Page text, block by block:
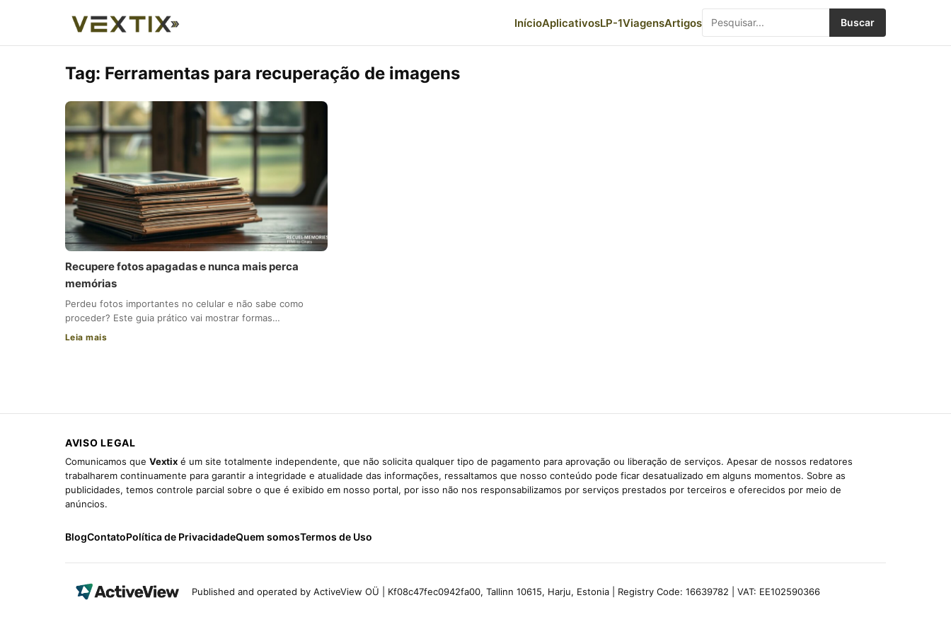
InícioAplicativosLP-1ViagensArtigos Buscar
Tag: Ferramentas para recuperação de imagens
Recupere fotos apagadas e nunca mais perca
memórias
Perdeu fotos importantes no celular e não sabe como
proceder? Este guia prático vai mostrar formas…
Leia mais
AVISO LEGAL
Comunicamos que Vextix é um site totalmente independente, que não solicita qualquer tipo de pagamento para aprovação ou liberação de serviços. Apesar de nossos redatores
trabalharem continuamente para garantir a integridade e atualidade das informações, ressaltamos que nosso conteúdo pode ficar desatualizado em alguns momentos. Sobre as
publicidades, temos controle parcial sobre o que é exibido em nosso portal, por isso não nos responsabilizamos por serviços prestados por terceiros e oferecidos por meio de
anúncios.
BlogContatoPolítica de PrivacidadeQuem somosTermos de Uso
Published and operated by ActiveView OÜ | Kf08c47fec0942fa00, Tallinn 10615, Harju, Estonia | Registry Code: 16639782 | VAT: EE102590366